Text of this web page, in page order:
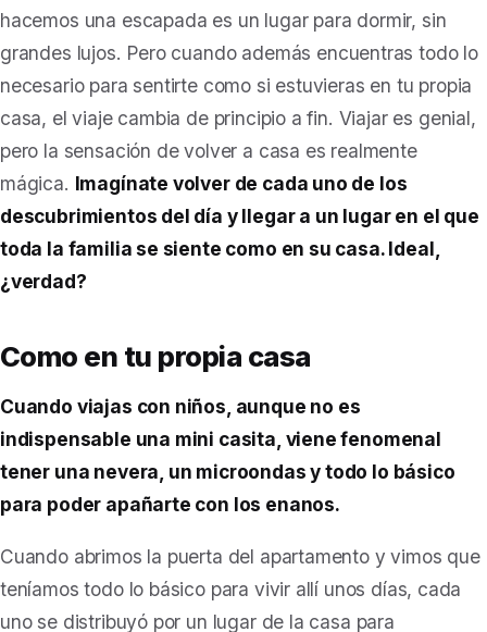
hacemos una escapada es un lugar para dormir, sin
grandes lujos. Pero cuando además encuentras todo lo
necesario para sentirte como si estuvieras en tu propia
casa, el viaje cambia de principio a fin. Viajar es genial,
pero la sensación de volver a casa es realmente
mágica. Imagínate volver de cada uno de los
descubrimientos del día y llegar a un lugar en el que
toda la familia se siente como en su casa. Ideal,
¿verdad?
Como en tu propia casa
Cuando viajas con niños, aunque no es
indispensable una mini casita, viene fenomenal
tener una nevera, un microondas y todo lo básico
para poder apañarte con los enanos.
Cuando abrimos la puerta del apartamento y vimos que
teníamos todo lo básico para vivir allí unos días, cada
uno se distribuyó por un lugar de la casa para